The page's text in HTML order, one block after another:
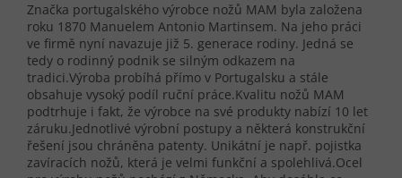
Značka portugalského výrobce nožů MAM byla založena
roku 1870 Manuelem Antonio Martinsem. Na jeho práci
ve firmě nyní navazuje již 5. generace rodiny. Jedná se
tedy o rodinný podnik se silným odkazem na
tradici.Výroba probíhá přímo v Portugalsku a stále
obsahuje vysoký podíl ruční práce.Kvalitu nožů MAM
podtrhuje i fakt, že výrobce na své produkty nabízí 10 let
záruku.Jednotlivé výrobní postupy a některá konstrukční
řešení jsou chráněna patenty. Unikátní je např. pojistka
zavíracích nožů, která je velmi funkční a spolehlivá.Ocel